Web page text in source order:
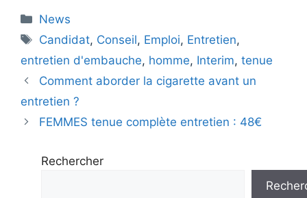
Catégories
News
Étiquettes
Candidat, Conseil, Emploi, Entretien,
entretien d'embauche, homme, Interim, tenue
Comment aborder la cigarette avant un
entretien ?
FEMMES tenue complète entretien : 48€
Rechercher